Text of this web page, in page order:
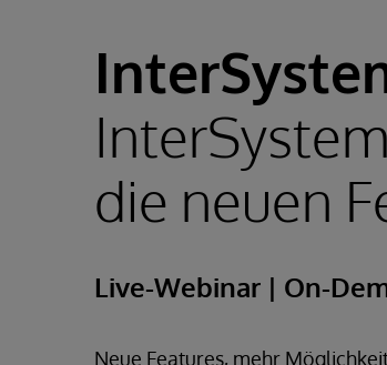
die neuen
Live-Webinar | On-
Neue Features, mehr